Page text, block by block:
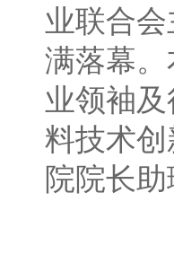
业联合
满落幕
业领袖
料技术
院院长